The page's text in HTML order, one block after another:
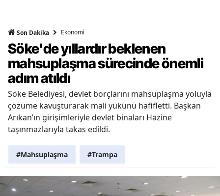
Son Dakika Ekonomi
Söke'de yıllardır beklenen
mahsuplaşma sürecinde önemli
adım atıldı
Söke Belediyesi, devlet borçlarını mahsuplaşma yoluyla
çözüme kavuşturarak mali yükünü hafifletti. Başkan
Arıkan’ın girişimleriyle devlet binaları Hazine
taşınmazlarıyla takas edildi.
#Mahsuplaşma #Trampa